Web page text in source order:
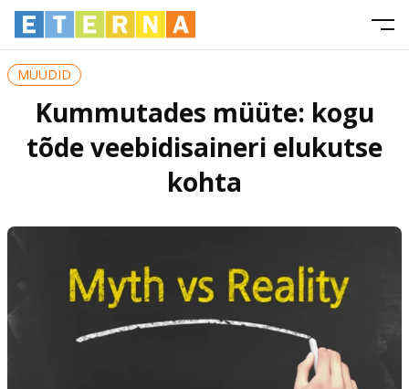
MÜÜDID
Kummutades müüte: kogu
tõde veebidisaineri elukutse
kohta